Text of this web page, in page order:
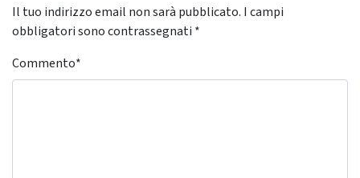
Il tuo indirizzo email non sarà pubblicato. I campi
obbligatori sono contrassegnati *
Commento*